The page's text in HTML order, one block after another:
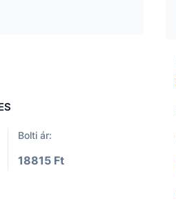
Bolti ár:
18815 Ft